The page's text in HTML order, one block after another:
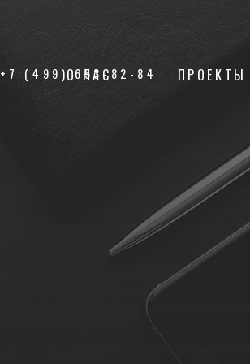
+7 (499) 653-82-84
О НАС ПРОЕКТЫ